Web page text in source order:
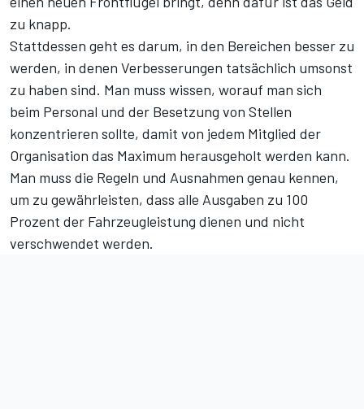
zu knapp.
Stattdessen geht es darum, in den Bereichen besser zu
werden, in denen Verbesserungen tatsächlich umsonst
zu haben sind. Man muss wissen, worauf man sich
beim Personal und der Besetzung von Stellen
konzentrieren sollte, damit von jedem Mitglied der
Organisation das Maximum herausgeholt werden kann.
Man muss die Regeln und Ausnahmen genau kennen,
um zu gewährleisten, dass alle Ausgaben zu 100
Prozent der Fahrzeugleistung dienen und nicht
verschwendet werden.